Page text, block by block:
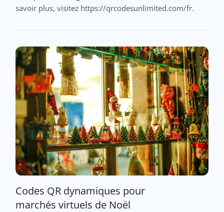
savoir plus, visitez https://qrcodesunlimited.com/fr.
Codes QR dynamiques pour
marchés virtuels de Noël